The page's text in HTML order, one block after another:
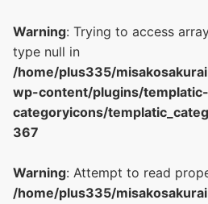
Warning: Trying to access
type null in
/home/plus335/
wp-content/plugins/templatic-
categoryicons/
367
Warning: Attempt to read
/home/plus335/